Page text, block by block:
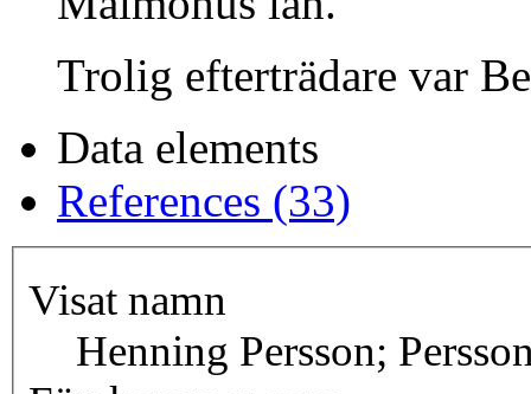
Trolig efterträdare var
Data elements
References (33)
Visat namn
Henning Persson;